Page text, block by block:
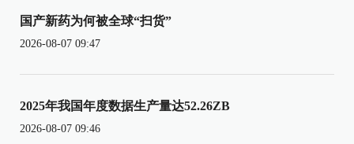
国产新药为何被全球“扫货”
2026-08-07 09:47
2025年我国年度数据生产量达52.26ZB
2026-08-07 09:46